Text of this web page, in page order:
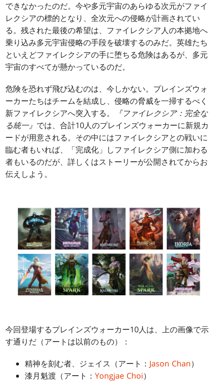
できなかったのだ。今や多元宇宙のあらゆる次元がファイ
レクシアの標的となり、全次元への侵略が計画されてい
る。残された最後の希望は、ファイレクシア人の本拠地へ
乗り込み多元宇宙侵略の手段を破壊するのみだ。英雄たち
といえどファイレクシアの手に堕ちる危険はあるが、多元
宇宙のすべてが懸かっているのだ。
危険を恐れず飛び込むのは、今しかない。プレインズウォ
ーカーたちはチームを結成し、侵略の脅威を一掃するべく
新ファイレクシアへ突入する。
『ファイレクシア：完全な
る統一』 では、合計10人のプレインズウォーカーに新規カ
ードが用意される。その中にはファイレクシアとの戦いに
臨む者もいれば、「完成化」しファイレクシア側に加わる
者もいるのだが、詳しくはストーリーが公開されてからお
伝えしよう。
今回登場するプレインズウォーカー10人は、上の画像で示
す通りだ（アートは以前のもの）：
精神を刻む者、ジェイス（アート： Jason Chan）
漆月魁渡（アート：Yongjae Choi）